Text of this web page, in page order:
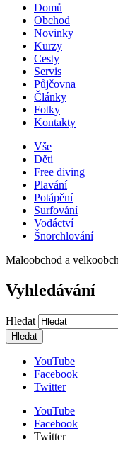
Domů
Obchod
Novinky
Kurzy
Cesty
Servis
Půjčovna
Články
Fotky
Kontakty
Vše
Děti
Free diving
Plavání
Potápění
Surfování
Vodáctví
Šnorchlování
Maloobchod a
Vyhledávání
Hledat
YouTube
Facebook
Twitter
YouTube
Facebook
Twitter